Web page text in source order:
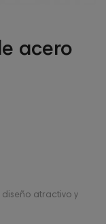
acero
atractivo y